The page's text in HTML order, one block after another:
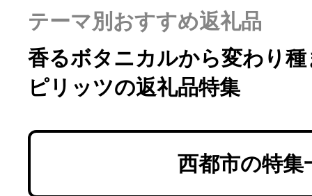
よくあるご質問
問い合わせ
テーマ別おすすめ返礼品
香るボタニカルから変わり
ピリッツの返礼品特集
西都市の特集